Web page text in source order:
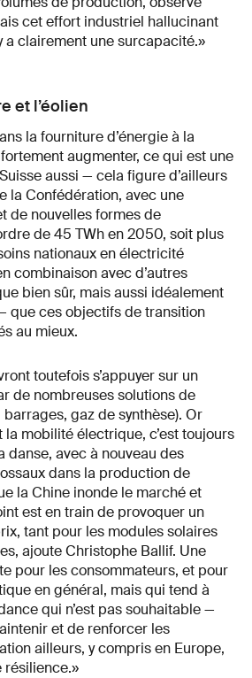
cet effort industriel hallucinant
a clairement une surcapacité.»
et l’éolien
la fourniture d’énergie à la
augmenter, ce qui est une
aussi — cela figure d’ailleurs
la Confédération, avec une
de nouvelles formes de
de 45 TWh en 2050, soit plus
nationaux en électricité
combinaison avec d’autres
bien sûr, mais aussi idéalement
que ces objectifs de transition
au mieux.
toutefois s’appuyer sur un
de nombreuses solutions de
gaz de synthèse). Or
mobilité électrique, c’est toujours
danse, avec à nouveau des
dans la production de
la Chine inonde le marché et
est en train de provoquer un
tant pour les modules solaires
ajoute Christophe Ballif. Une
pour les consommateurs, et pour
en général, mais qui tend à
qui n’est pas souhaitable —
et de renforcer les
ailleurs, y compris en Europe,
résilience.»